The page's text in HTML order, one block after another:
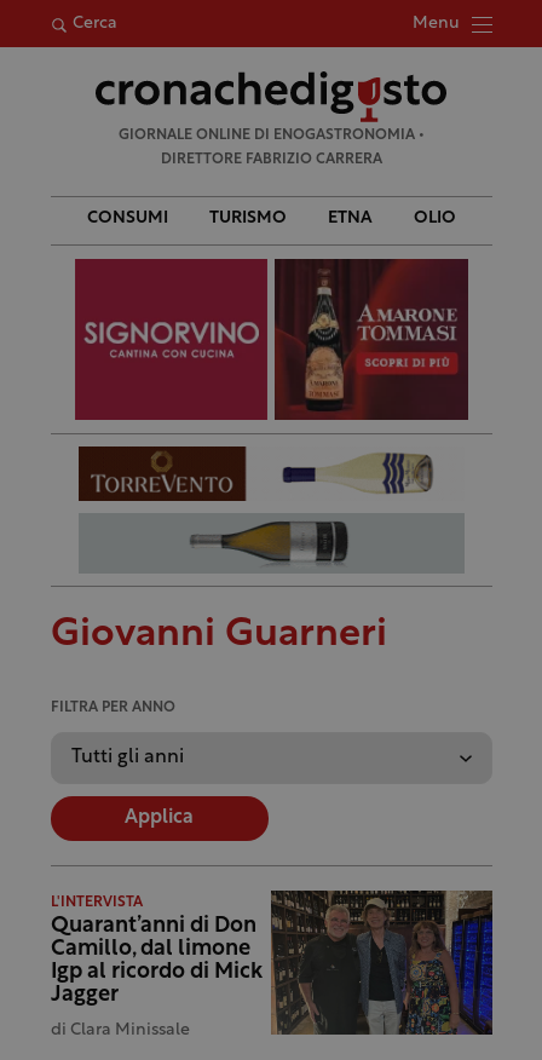
Cerca Menu
per:
GIORNALE ONLINE DI ENOGASTRONOMIA •
DIRETTORE FABRIZIO CARRERA
CONSUMI TURISMO ETNA OLIO
Giovanni Guarneri
FILTRA PER ANNO
Applica
L'INTERVISTA
Quarant’anni di Don
Camillo, dal limone
Igp al ricordo di Mick
Jagger
di Clara Minissale